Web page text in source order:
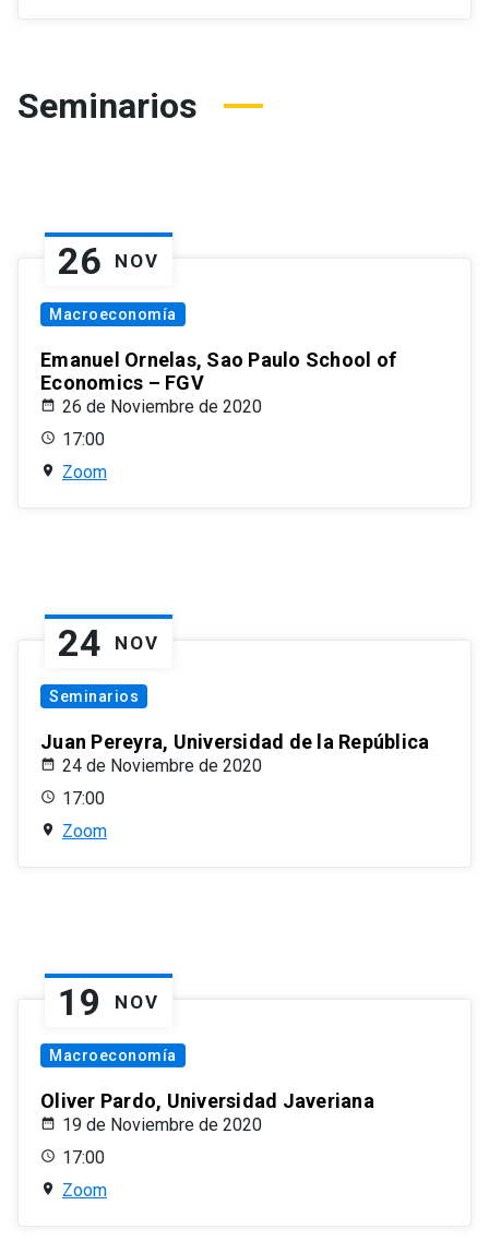
Seminarios
26 NOV
Macroeconomía
Emanuel Ornelas, Sao Paulo School of
Economics – FGV
26 de Noviembre de 2020
17:00
Zoom
24 NOV
Seminarios
Juan Pereyra, Universidad de la República
24 de Noviembre de 2020
17:00
Zoom
19 NOV
Macroeconomía
Oliver Pardo, Universidad Javeriana
19 de Noviembre de 2020
17:00
Zoom